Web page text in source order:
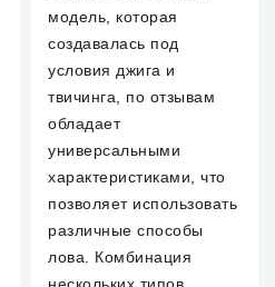
модель, которая
создавалась под
условия джига и
твичинга, по отзывам
обладает
универсальными
характеристиками, что
позволяет использовать
различные способы
лова. Комбинация
нескольких типов